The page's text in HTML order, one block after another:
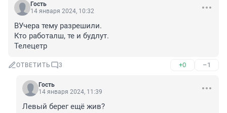
Гость
14 января 2024, 10:32
ВУчера тему разрешили.
Кто работалш, те и будлут.
Телецетр
ОТВЕТИТЬ 3 +0 –1
Гость
14 января 2024, 11:39
Левый берег ещё жив?